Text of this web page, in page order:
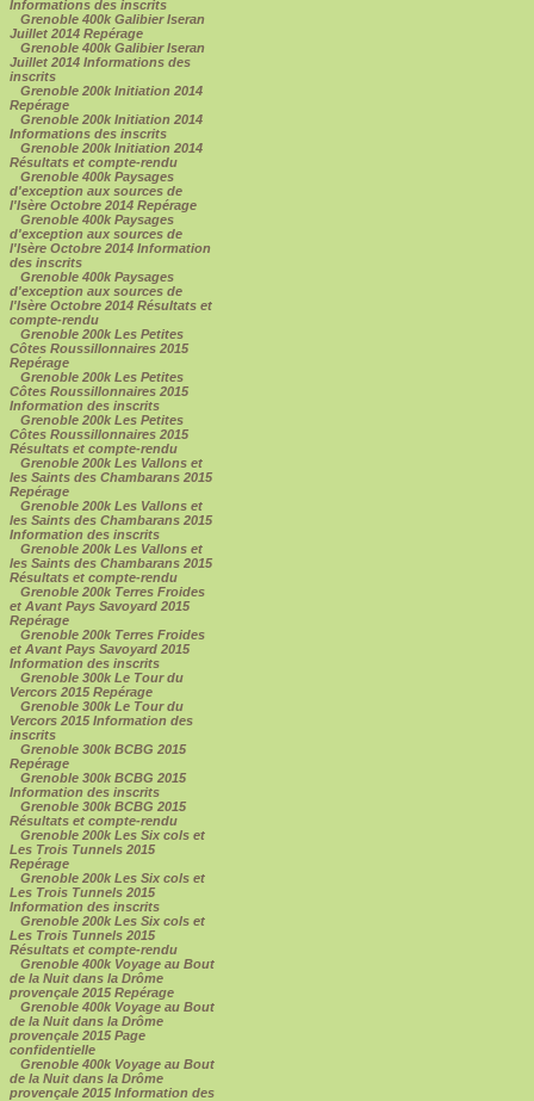
Informations des inscrits
Grenoble 400k Galibier Iseran
Juillet 2014 Repérage
Grenoble 400k Galibier Iseran
Juillet 2014 Informations des
inscrits
Grenoble 200k Initiation 2014
Repérage
Grenoble 200k Initiation 2014
Informations des inscrits
Grenoble 200k Initiation 2014
Résultats et compte-rendu
Grenoble 400k Paysages
d'exception aux sources de
l'Isère Octobre 2014 Repérage
Grenoble 400k Paysages
d'exception aux sources de
l'Isère Octobre 2014 Information
des inscrits
Grenoble 400k Paysages
d'exception aux sources de
l'Isère Octobre 2014 Résultats et
compte-rendu
Grenoble 200k Les Petites
Côtes Roussillonnaires 2015
Repérage
Grenoble 200k Les Petites
Côtes Roussillonnaires 2015
Information des inscrits
Grenoble 200k Les Petites
Côtes Roussillonnaires 2015
Résultats et compte-rendu
Grenoble 200k Les Vallons et
les Saints des Chambarans 2015
Repérage
Grenoble 200k Les Vallons et
les Saints des Chambarans 2015
Information des inscrits
Grenoble 200k Les Vallons et
les Saints des Chambarans 2015
Résultats et compte-rendu
Grenoble 200k Terres Froides
et Avant Pays Savoyard 2015
Repérage
Grenoble 200k Terres Froides
et Avant Pays Savoyard 2015
Information des inscrits
Grenoble 300k Le Tour du
Vercors 2015 Repérage
Grenoble 300k Le Tour du
Vercors 2015 Information des
inscrits
Grenoble 300k BCBG 2015
Repérage
Grenoble 300k BCBG 2015
Information des inscrits
Grenoble 300k BCBG 2015
Résultats et compte-rendu
Grenoble 200k Les Six cols et
Les Trois Tunnels 2015
Repérage
Grenoble 200k Les Six cols et
Les Trois Tunnels 2015
Information des inscrits
Grenoble 200k Les Six cols et
Les Trois Tunnels 2015
Résultats et compte-rendu
Grenoble 400k Voyage au Bout
de la Nuit dans la Drôme
provençale 2015 Repérage
Grenoble 400k Voyage au Bout
de la Nuit dans la Drôme
provençale 2015 Page
confidentielle
Grenoble 400k Voyage au Bout
de la Nuit dans la Drôme
provençale 2015 Information des